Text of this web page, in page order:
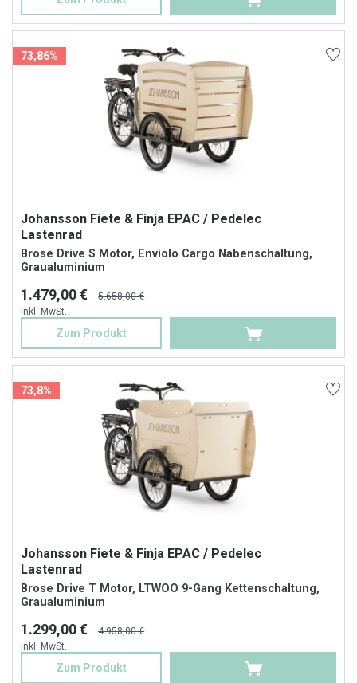
73,86%
Johansson Fiete & Finja EPAC / Pedelec
Lastenrad
Brose Drive S Motor, Enviolo Cargo Nabenschaltung,
Graualuminium
1.479,00 €
5.658,00 €
inkl. MwSt.
Zum Produkt
73,8%
Johansson Fiete & Finja EPAC / Pedelec
Lastenrad
Brose Drive T Motor, LTWOO 9-Gang Kettenschaltung,
Graualuminium
1.299,00 €
4.958,00 €
inkl. MwSt.
Zum Produkt